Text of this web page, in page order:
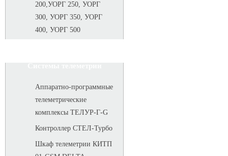
200,УОРГ 250, УОРГ
300, УОРГ 350, УОРГ
400, УОРГ 500
Аппаратно-программные
телеметрические
комплексы ТЕЛУР-Г-G
Контроллер СТЕЛ-Турбо
Шкаф телеметрии КИТП